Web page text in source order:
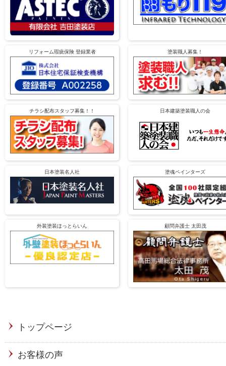
リフォーム瑕疵保険 登録業者 塗装職人募集！
チラシ配布スタッフ募集！！ 日本建築塗装職人の会
日本塗装名人社 塗魂ペインターズ
外装塗装ほっとらいん 顧問弁護士 太田茂
トップページ
お客様の声